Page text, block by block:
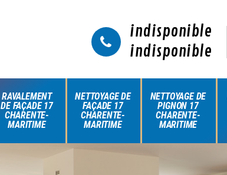
indisponible
indisponible
RAVALEMENT
DE FAÇADE 17
CHARENTE-
MARITIME
NETTOYAGE DE
FAÇADE 17
CHARENTE-
MARITIME
NETTOYAGE DE
PIGNON 17
CHARENTE-
MARITIME